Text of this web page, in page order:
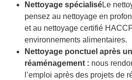
Nettoyage spécialiséLe
pensez au nettoyage en
et au nettoyage certifié
environnements alimentaires.
Nettoyage ponctuel après
réaménagement : nous
l’emploi après des projets de